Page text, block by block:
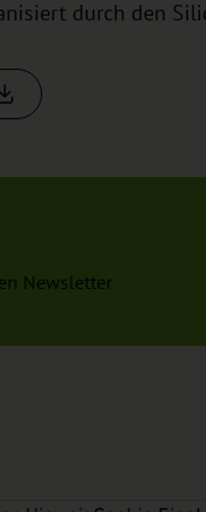
durch den
Newsletter